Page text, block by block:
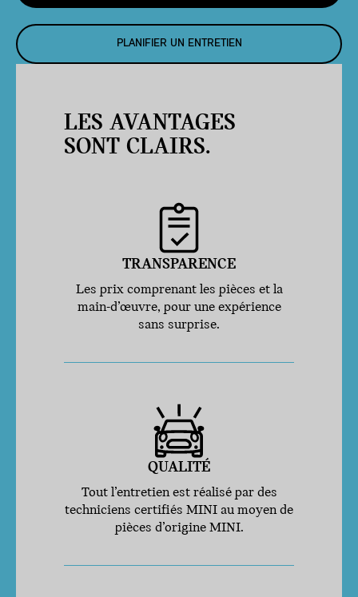
PLANIFIER UN ENTRETIEN
LES AVANTAGES
SONT CLAIRS.
TRANSPARENCE
Les prix comprenant les pièces et la
main-d’œuvre, pour une expérience
sans surprise.
QUALITÉ
Tout l’entretien est réalisé par des
techniciens certifiés MINI au moyen de
pièces d’origine MINI.